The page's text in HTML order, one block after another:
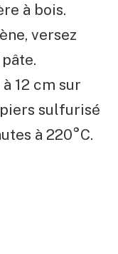
à bois.
versez
12 cm sur
sulfurisé
à 220°C.